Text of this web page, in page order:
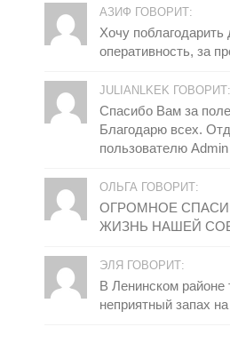
АЗИФ ГОВОРИТ:
Хочу
оперативность, за
JULIANLKEK ГОВОРИТ:
Спасибо Вам за
Благодарю всех.
пользователю Admin
ОЛЬГА ГОВОРИТ:
ОГРОМНОЕ
ЖИЗНЬ НАШЕЙ
ЭЛЯ ГОВОРИТ:
В Ленинском районе
неприятный запах